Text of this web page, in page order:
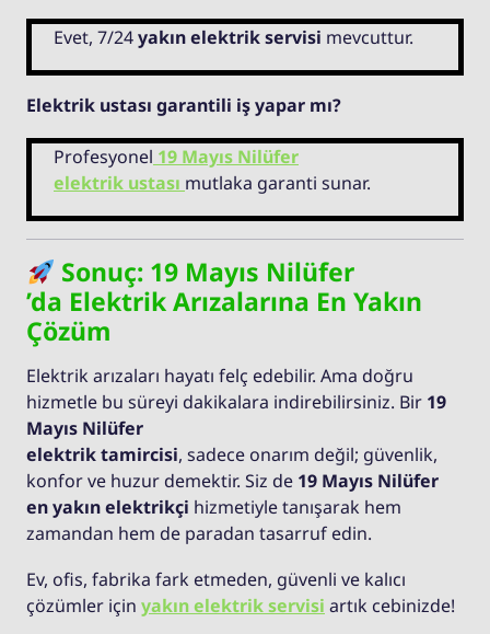
Evet, 7/24yakın elektrik servisi mevcuttur.
Elektrik ustası garantili iş yapar mı?
Profesyonel 19 Mayıs Nilüfer
elektrik ustası mutlaka garanti sunar.
Sonuç: 19 Mayıs Nilüfer
’da Elektrik Arızalarına En Yakın
Çözüm
Elektrik arızaları hayatı felç edebilir. Ama doğru
hizmetle bu süreyi dakikalara indirebilirsiniz. Bir 19
Mayıs Nilüfer
elektrik tamircisi, sadece onarım değil; güvenlik,
konfor ve huzur demektir. Siz de 19 Mayıs Nilüfer
en yakın elektrikçi hizmetiyle tanışarak hem
zamandan hem de paradan tasarruf edin.
Ev, ofis, fabrika fark etmeden, güvenli ve kalıcı
çözümler için yakın elektrik servisi artık cebinizde!